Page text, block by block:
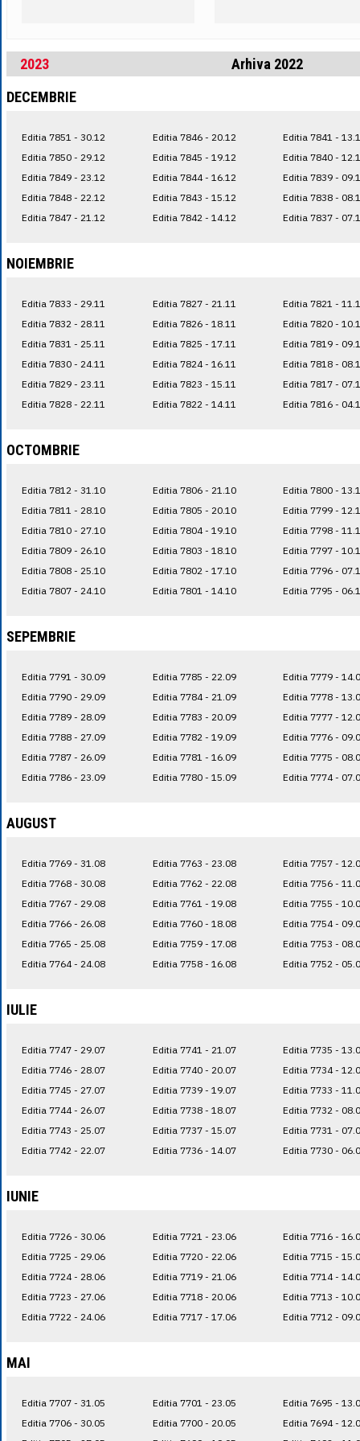
2023
Arhiva 2022
DECEMBRIE
Editia 7851 - 30.12
Editia 7850 - 29.12
Editia 7849 - 23.12
Editia 7848 - 22.12
Editia 7847 - 21.12
Editia 7846 - 20.12
Editia 7845 - 19.12
Editia 7844 - 16.12
Editia 7843 - 15.12
Editia 7842 - 14.12
Editia 7841 -
Editia 7840 -
Editia 7839 -
Editia 7838 -
Editia 7837 -
NOIEMBRIE
Editia 7833 - 29.11
Editia 7832 - 28.11
Editia 7831 - 25.11
Editia 7830 - 24.11
Editia 7829 - 23.11
Editia 7828 - 22.11
Editia 7827 - 21.11
Editia 7826 - 18.11
Editia 7825 - 17.11
Editia 7824 - 16.11
Editia 7823 - 15.11
Editia 7822 - 14.11
Editia 7821 -
Editia 7820 -
Editia 7819 -
Editia 7818 -
Editia 7817 -
Editia 7816 -
OCTOMBRIE
Editia 7812 - 31.10
Editia 7811 - 28.10
Editia 7810 - 27.10
Editia 7809 - 26.10
Editia 7808 - 25.10
Editia 7807 - 24.10
Editia 7806 - 21.10
Editia 7805 - 20.10
Editia 7804 - 19.10
Editia 7803 - 18.10
Editia 7802 - 17.10
Editia 7801 - 14.10
Editia 7800 -
Editia 7799 -
Editia 7798 -
Editia 7797 -
Editia 7796 -
Editia 7795 -
SEPEMBRIE
Editia 7791 - 30.09
Editia 7790 - 29.09
Editia 7789 - 28.09
Editia 7788 - 27.09
Editia 7787 - 26.09
Editia 7786 - 23.09
Editia 7785 - 22.09
Editia 7784 - 21.09
Editia 7783 - 20.09
Editia 7782 - 19.09
Editia 7781 - 16.09
Editia 7780 - 15.09
Editia 7779 -
Editia 7778 -
Editia 7777 -
Editia 7776 -
Editia 7775 -
Editia 7774 -
AUGUST
Editia 7769 - 31.08
Editia 7768 - 30.08
Editia 7767 - 29.08
Editia 7766 - 26.08
Editia 7765 - 25.08
Editia 7764 - 24.08
Editia 7763 - 23.08
Editia 7762 - 22.08
Editia 7761 - 19.08
Editia 7760 - 18.08
Editia 7759 - 17.08
Editia 7758 - 16.08
Editia 7757 -
Editia 7756 -
Editia 7755 -
Editia 7754 -
Editia 7753 -
Editia 7752 -
IULIE
Editia 7747 - 29.07
Editia 7746 - 28.07
Editia 7745 - 27.07
Editia 7744 - 26.07
Editia 7743 - 25.07
Editia 7742 - 22.07
Editia 7741 - 21.07
Editia 7740 - 20.07
Editia 7739 - 19.07
Editia 7738 - 18.07
Editia 7737 - 15.07
Editia 7736 - 14.07
Editia 7735 -
Editia 7734 -
Editia 7733 -
Editia 7732 -
Editia 7731 -
Editia 7730 -
IUNIE
Editia 7726 - 30.06
Editia 7725 - 29.06
Editia 7724 - 28.06
Editia 7723 - 27.06
Editia 7722 - 24.06
Editia 7721 - 23.06
Editia 7720 - 22.06
Editia 7719 - 21.06
Editia 7718 - 20.06
Editia 7717 - 17.06
Editia 7716 -
Editia 7715 -
Editia 7714 -
Editia 7713 -
Editia 7712 -
MAI
Editia 7707 - 31.05
Editia 7706 - 30.05
Editia 7701 - 23.05
Editia 7700 - 20.05
Editia 7695 -
Editia 7694 -